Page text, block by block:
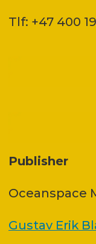
Tlf: +47 400
Publisher
Oceanspace
Gustav Erik